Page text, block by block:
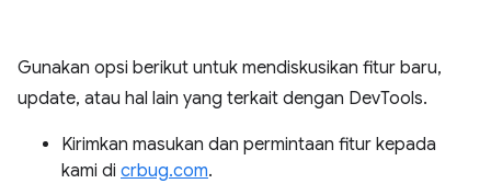
Gunakan opsi berikut untuk mendiskusikan fitur baru,
update, atau hal lain yang terkait dengan DevTools.
Kirimkan masukan dan permintaan fitur kepada
kami di crbug.com.